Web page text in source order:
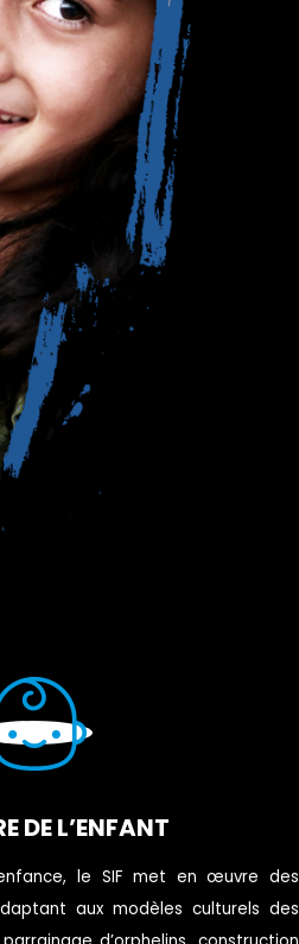
DE L’ENFANT
le SIF met en œuvre des
aux modèles culturels des